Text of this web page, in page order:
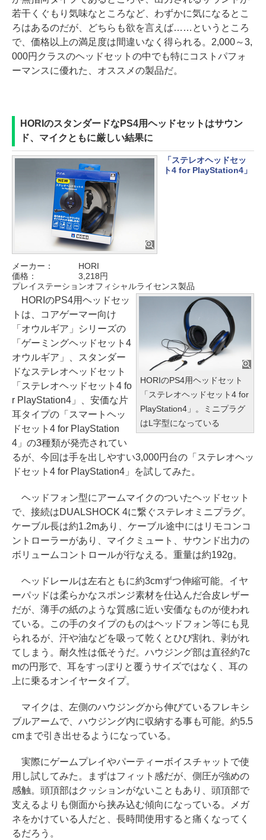
若干くぐもり気味なところなど、わずかに気になるとこ
ろはあるのだが、どちらも欲を言えば……というところ
で、価格以上の満足度は間違いなく得られる。2,000～3,
000円クラスのヘッドセットの中でも特にコストパフォ
ーマンスに優れた、オススメの製品だ。
HORIのスタンダードなPS4用ヘッドセットはサウン
ド、マイクともに厳しい結果に
「ステレオヘッドセッ
ト4 for PlayStation4」
メーカー：
HORI
価格：
3,218円
プレイステーションオフィシャルライセンス製品
HORIのPS4用ヘッドセット
「ステレオヘッドセット4 for
PlayStation4」。ミニプラグ
はL字型になっている
HORIのPS4用ヘッドセッ
トは、コアゲーマー向け
「オウルギア」シリーズの
「ゲーミングヘッドセット4
オウルギア」、スタンダー
ドなステレオヘッドセット
「ステレオヘッドセット4 fo
r PlayStation4」、安価な片
耳タイプの「スマートヘッ
ドセット4 for PlayStation
4」の3種類が発売されてい
るが、今回は手を出しやすい3,000円台の「ステレオヘッ
ドセット4 for PlayStation4」を試してみた。
ヘッドフォン型にアームマイクのついたヘッドセット
で、接続はDUALSHOCK 4に繋ぐステレオミニプラグ。
ケーブル長は約1.2mあり、ケーブル途中にはリモコンコ
ントローラーがあり、マイクミュート、サウンド出力の
ボリュームコントロールが行なえる。重量は約192g。
ヘッドレールは左右ともに約3cmずつ伸縮可能。イヤ
ーパッドは柔らかなスポンジ素材を仕込んだ合皮レザー
だが、薄手の紙のような質感に近い安価なものが使われ
ている。この手のタイプのものはヘッドフォン等にも見
られるが、汗や油などを吸って乾くとひび割れ、剥がれ
てしまう。耐久性は低そうだ。ハウジング部は直径約7c
mの円形で、耳をすっぽりと覆うサイズではなく、耳の
上に乗るオンイヤータイプ。
マイクは、左側のハウジングから伸びているフレキシ
ブルアームで、ハウジング内に収納する事も可能。約5.5
cmまで引き出せるようになっている。
実際にゲームプレイやパーティーボイスチャットで使
用し試してみた。まずはフィット感だが、側圧が強めの
感触。頭頂部はクッションがないこともあり、頭頂部で
支えるよりも側面から挟み込む傾向になっている。メガ
ネをかけている人だと、長時間使用すると痛くなってく
るだろう。